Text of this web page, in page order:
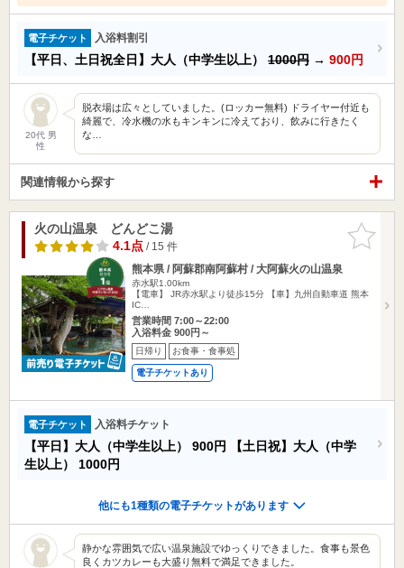
電子チケット 入浴料割引
【平日、土日祝全日】大人（中学生以上） 1000円 → 900円
20代 男
性
脱衣場は広々としていました。(ロッカー無料) ドライヤー付近も
綺麗で、冷水機の水もキンキンに冷えており、飲みに行きたく
な…
関連情報から探す
お気に入
りに追加
火の山温泉 どんどこ湯
4.1点/ 15 件
熊本県 / 阿蘇郡南阿蘇村 / 大阿蘇火の山温泉
赤水駅1.00km
【電車】 JR赤水駅より徒歩15分 【車】九州自動車道 熊本
IC…
営業時間 7:00～22:00
入浴料金 900円～
日帰り お食事・食事処
電子チケットあり
電子チケット 入浴料チケット
【平日】大人（中学生以上） 900円
【土日祝】大人（中学
生以上） 1000円
他にも1種類の電子チケットがあります
静かな雰囲気で広い温泉施設でゆっくりできました。食事も景色
良くカツカレーも大盛り無料で満足できました。